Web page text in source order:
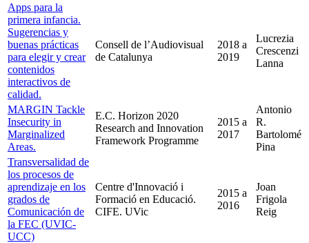
Apps para la
primera infancia.
Sugerencias y
buenas prácticas
para elegir y crear
contenidos
interactivos de
calidad.
Consell de l’Audiovisual
de Catalunya
2018 a
2019
Lucrezia
Crescenzi
Lanna
MARGIN Tackle
Insecurity in
Marginalized
Areas.
E.C. Horizon 2020
Research and Innovation
Framework Programme
2015 a
2017
Antonio
R.
Bartolomé
Pina
Transversalidad de
los procesos de
aprendizaje en los
grados de
Comunicación de
la FEC (UVIC-
UCC)
Centre d'Innovació i
Formació en Educació.
CIFE. UVic
2015 a
2016
Joan
Frigola
Reig